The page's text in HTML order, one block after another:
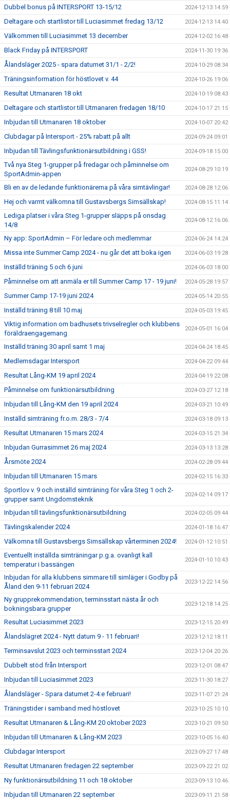
Dubbel bonus på INTERSPORT 13-15/12 2024-12-13 14:59
Deltagare och startlistor till Luciasimmet fredag 13/12 2024-12-13 14:40
Välkommen till Luciasimmet 13 december 2024-12-02 16:48
Black Friday på INTERSPORT 2024-11-30 19:36
Ålandsläger 2025 - spara datumet 31/1 - 2/2! 2024-10-29 08:34
Träningsinformation för höstlovet v. 44 2024-10-26 19:06
Resultat Utmanaren 18 okt 2024-10-19 08:43
Deltagare och startlistor till Utmanaren fredagen 18/10 2024-10-17 21:15
Inbjudan till Utmanaren 18 oktober 2024-10-07 20:42
Clubdagar på Intersport - 25% rabatt på allt 2024-09-24 09:01
Inbjudan till Tävlingsfunktionärsutbildning i GSS! 2024-09-18 15:00
Två nya Steg 1-grupper på fredagar och påminnelse om
SportAdmin-appen
2024-08-29 10:19
Bli en av de ledande funktionärerna på våra simtävlingar! 2024-08-28 12:06
Hej och varmt välkomna till Gustavsbergs Simsällskap! 2024-08-15 11:14
Lediga platser i våra Steg 1-grupper släpps på onsdag
14/8
2024-08-12 16:06
Ny app: SportAdmin – För ledare och medlemmar 2024-06-24 14:24
Missa inte Summer Camp 2024 - nu går det att boka igen 2024-06-03 19:28
Inställd träning 5 och 6 juni 2024-06-03 18:00
Påminnelse om att anmäla er till Summer Camp 17 - 19 juni! 2024-05-28 19:57
Summer Camp 17-19 juni 2024 2024-05-14 20:55
Inställd träning 8 till 10 maj 2024-05-03 19:45
Viktig information om badhusets trivselregler och klubbens
föräldraengagemang
2024-05-01 16:04
Inställd träning 30 april samt 1 maj 2024-04-24 18:45
Medlemsdagar Intersport 2024-04-22 09:44
Resultat Lång-KM 19 april 2024 2024-04-19 22:08
Påminnelse om funktionärsutbildning 2024-03-27 12:18
Inbjudan till Lång-KM den 19 april 2024 2024-03-21 10:49
Inställd simträning fr.o.m. 28/3 - 7/4 2024-03-18 09:13
Resultat Utmanaren 15 mars 2024 2024-03-15 21:34
Inbjudan Gurrasimmet 26 maj 2024 2024-03-13 13:28
Årsmöte 2024 2024-02-28 09:44
Inbjudan till Utmanaren 15 mars 2024-02-15 16:33
Sportlov v. 9 och inställd simträning för våra Steg 1 och 2-
grupper samt Ungdomsteknik
2024-02-14 09:17
Inbjudan till tävlingsfunktionärsutbildning 2024-02-05 09:44
Tävlingskalender 2024 2024-01-18 16:47
Välkomna till Gustavsbergs Simsällskap vårterminen 2024! 2024-01-12 10:51
Eventuellt inställda simträningar p.g.a. ovanligt kall
temperatur i bassängen
2024-01-10 10:43
Inbjudan för alla klubbens simmare till simläger i Godby på
Åland den 9-11 februari 2024
2023-12-22 14:56
Ny grupprekommendation, terminsstart nästa år och
bokningsbara grupper
2023-12-18 14:25
Resultat Luciasimmet 2023 2023-12-15 20:49
Ålandslägret 2024 - Nytt datum 9 - 11 februari! 2023-12-12 18:11
Terminsavslut 2023 och terminsstart 2024 2023-12-04 20:26
Dubbelt stöd från Intersport 2023-12-01 08:47
Inbjudan till Luciasimmet 2023 2023-11-30 18:27
Ålandsläger - Spara datumet 2-4:e februari! 2023-11-07 21:24
Träningstider i samband med höstlovet 2023-10-25 10:10
Resultat Utmanaren & Lång-KM 20 oktober 2023 2023-10-21 09:50
Inbjudan till Utmanaren & Lång-KM 2023 2023-10-05 16:40
Clubdagar Intersport 2023-09-27 17:48
Resultat Utmanaren fredagen 22 september 2023-09-22 21:02
Ny funktionärsutbildning 11 och 18 oktober 2023-09-13 10:46
Inbjudan till Utmanaren 22 september 2023-09-11 21:58